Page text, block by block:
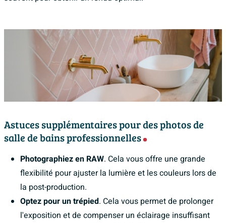
Astuces supplémentaires pour des photos de
salle de bains professionnelles
Photographiez en RAW. Cela vous offre une grande
flexibilité pour ajuster la lumière et les couleurs lors de
la post-production.
Optez pour un trépied. Cela vous permet de prolonger
l'exposition et de compenser un éclairage insuffisant